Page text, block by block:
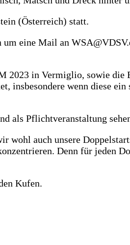
(Österreich) statt.
eine Mail an
in Vermiglio, sowie die
insbesondere wenn diese
als Pflichtveranstaltung
wohl auch unsere
Denn für jeden
Kufen.